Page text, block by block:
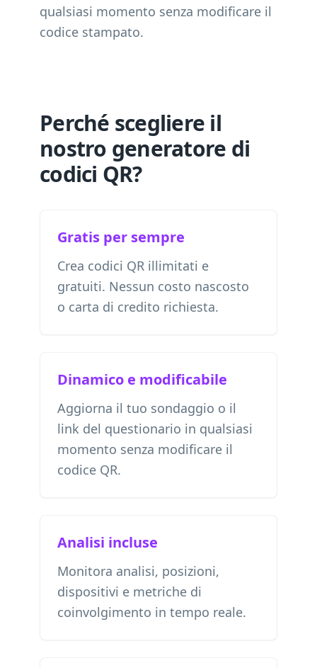
qualsiasi momento senza modificare il
codice stampato.
Perché scegliere il
nostro generatore di
codici QR?
Gratis per sempre
Crea codici QR illimitati e
gratuiti. Nessun costo nascosto
o carta di credito richiesta.
Dinamico e modificabile
Aggiorna il tuo sondaggio o il
link del questionario in qualsiasi
momento senza modificare il
codice QR.
Analisi incluse
Monitora analisi, posizioni,
dispositivi e metriche di
coinvolgimento in tempo reale.